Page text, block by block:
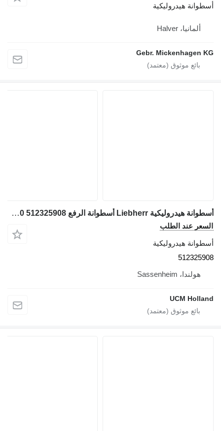
أسطوانة هيدروليكية
ألمانيا، Halver
Gebr. Mickenhagen KG
أسطوانة هيدروليكية Liebherr أسطوانة الرفع LTM 1070 512325908 لـ الرافعات (الأوناش)
السعر عند الطلب
أسطوانة هيدروليكية
512325908
هولندا، Sassenheim
UCM Holland